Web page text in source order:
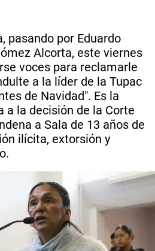
pasando por Eduardo
Alcorta, este viernes
voces para reclamarle
a la líder de la Tupac
de Navidad". Es la
a la decisión de la Corte
a Sala de 13 años de
ilícita, extorsión y